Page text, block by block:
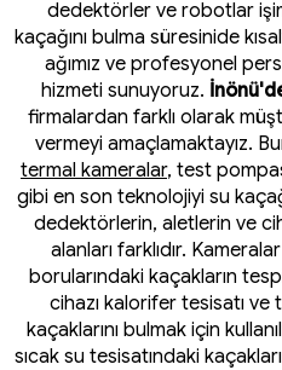
dedektörler ve robotlar
kaçağını bulma süresinide
ağımız ve profesyonel
hizmeti sunuyoruz.
firmalardan farklı olarak
vermeyi amaçlamaktayız.
termal kameralar, test
gibi en son teknolojiyi su
dedektörlerin, aletlerin ve
alanları farklıdır.
borularındaki kaçakların
cihazı kalorifer tesisatı ve
kaçaklarını bulmak için
sıcak su tesisatındaki